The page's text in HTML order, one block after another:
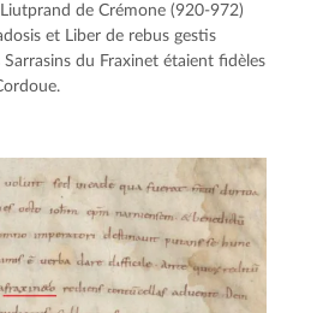
de Crémone (920-972)
et Liber de rebus gestis
du Fraxinet étaient fidèles